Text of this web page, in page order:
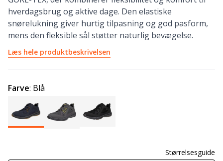
hverdagsbrug og aktive dage. Den elastiske
snørelukning giver hurtig tilpasning og god pasform,
mens den fleksible sål støtter naturlig bevægelse.
Læs hele produktbeskrivelsen
Farve: Blå
Størrelsesguide